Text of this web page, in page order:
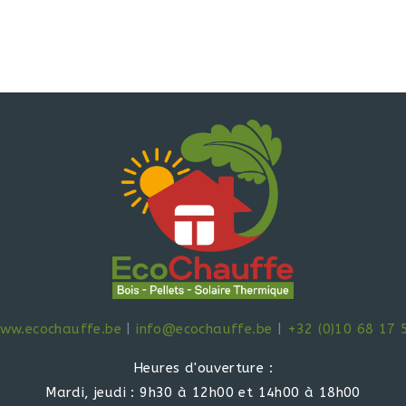
info@ecochauffe.be +32 (0)10 68 17
Heures d'ouverture :
Mardi, jeudi : 9h30 à 12h00 et 14h00 à 18h00